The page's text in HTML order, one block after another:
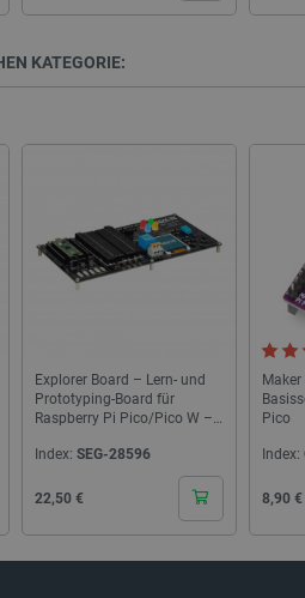
KATEGORIE:
Explorer Board – Lern- und
Prototyping-Board für
Raspberry Pi Pico/Pico W –
Index: SEG-28596
Cena
22,50 €
Pico
Index:
Cena
8,90 €
Quality Unit
9
PHP.net
botland.de